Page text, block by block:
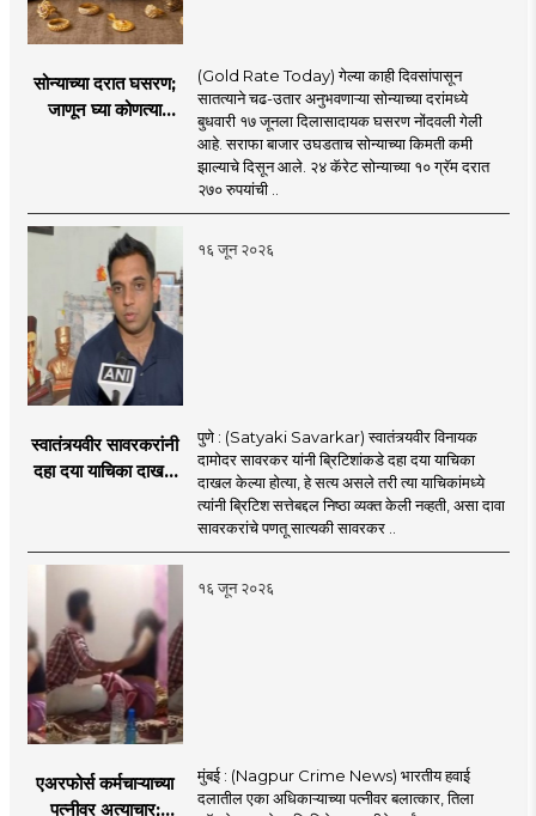
सोन्याच्या दरात घसरण;
जाणून घ्या कोणत्या
(Gold Rate Today) गेल्या काही दिवसांपासून
सातत्याने चढ-उतार अनुभवणाऱ्या सोन्याच्या दरांमध्ये
बुधवारी १७ जूनला दिलासादायक घसरण नोंदवली गेली
आहे. सराफा बाजार उघडताच सोन्याच्या किमती कमी
झाल्याचे दिसून आले. २४ कॅरेट सोन्याच्या १० ग्रॅम दरात
२७० रुपयांची ..
१६ जून २०२६
स्वातंत्र्यवीर सावरकरांनी
दहा दया याचिका दाखल
निष्ठा व्यक्त केली नाही’!
पणतू सात्यकी सावरकर
यांनी न्यायालयात सादर
केला दावा
पुणे : (Satyaki Savarkar) स्वातंत्र्यवीर विनायक
दामोदर सावरकर यांनी ब्रिटिशांकडे दहा दया याचिका
दाखल केल्या होत्या, हे सत्य असले तरी त्या याचिकांमध्ये
त्यांनी ब्रिटिश सत्तेबद्दल निष्ठा व्यक्त केली नव्हती, असा दावा
सावरकरांचे पणतू सात्यकी सावरकर ..
१६ जून २०२६
एअरफोर्स कर्मचाऱ्याच्या
पत्नीवर अत्याचार;
मुंबई : (Nagpur Crime News) भारतीय हवाई
दलातील एका अधिकाऱ्याच्या पत्नीवर बलात्कार, तिला